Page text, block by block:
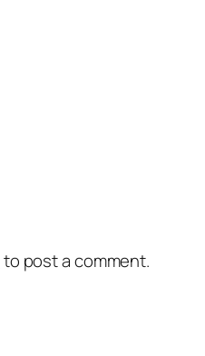
to post a comment.